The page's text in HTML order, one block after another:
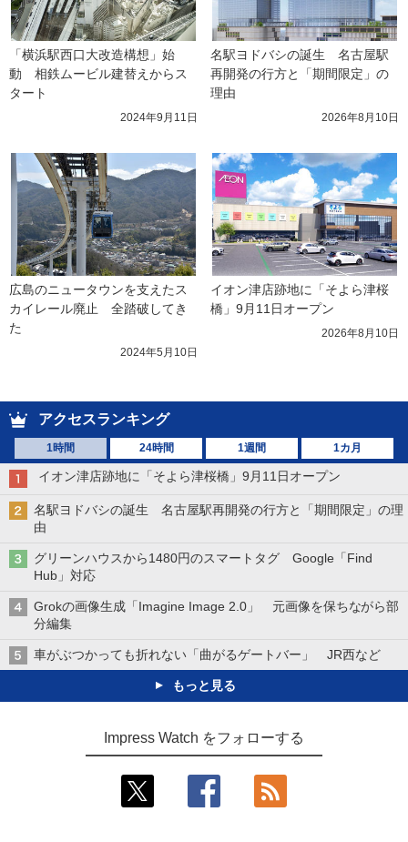
「横浜駅西口大改造構想」始
動　相鉄ムービル建替えからス
タート
2024年9月11日
名駅ヨドバシの誕生　名古屋駅
再開発の行方と「期間限定」の
理由
2026年8月10日
広島のニュータウンを支えたス
カイレール廃止　全踏破してき
た
2024年5月10日
イオン津店跡地に「そよら津桜
橋」9月11日オープン
2026年8月10日
アクセスランキング
1時間 24時間 1週間 1カ月
イオン津店跡地に「そよら津桜橋」9月11日オープン
名駅ヨドバシの誕生 名古屋駅再開発の行方と「期間限定」の理
由
グリーンハウスから1480円のスマートタグ Google「Find
Hub」対応
Grokの画像生成「Imagine Image 2.0」 元画像を保ちながら部
分編集
車がぶつかっても折れない「曲がるゲートバー」 JR西など
もっと見る
Impress Watch をフォローする